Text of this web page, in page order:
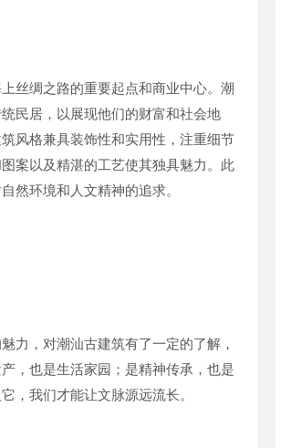
丝绸之路的重要起点和商业中心。潮
民居，以展现他们的财富和社会地
风格兼具装饰性和实用性，注重细节
案以及精湛的工艺使其独具魅力。此
然环境和人文精神的追求。
力，对潮汕古建筑有了一定的了解，
，也是生活家园；是精神传承，也是
，我们才能让文脉源远流长。